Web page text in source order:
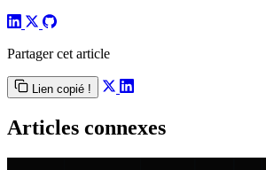
Partager cet article
Lien copié !
Articles connexes